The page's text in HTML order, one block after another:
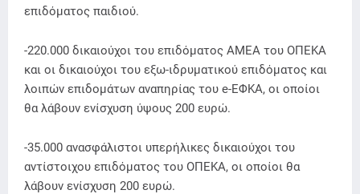
επιδόματος παιδιού.
-220.000 δικαιούχοι του επιδόματος ΑΜΕΑ του ΟΠΕΚΑ
και οι δικαιούχοι του εξω-ιδρυματικού επιδόματος και
λοιπών επιδομάτων αναπηρίας του e-ΕΦΚΑ, οι οποίοι
θα λάβουν ενίσχυση ύψους 200 ευρώ.
-35.000 ανασφάλιστοι υπερήλικες δικαιούχοι του
αντίστοιχου επιδόματος του ΟΠΕΚΑ, οι οποίοι θα
λάβουν ενίσχυση 200 ευρώ.